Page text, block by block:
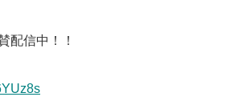
配信中！！